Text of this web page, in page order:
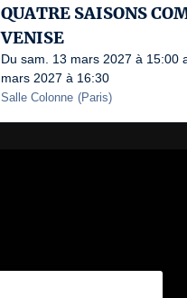
QUATRE SAISONS
VENISE
Du sam. 13 mars 2027 à 15:00
mars 2027 à 16:30
Salle Colonne (Paris)